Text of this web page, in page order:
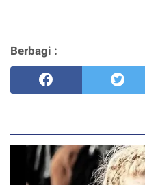
Berbagi :